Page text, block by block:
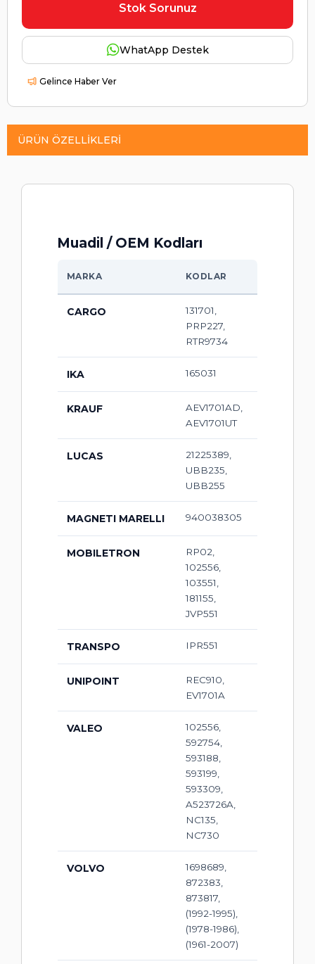
Stok Sorunuz
WhatApp Destek
Gelince Haber Ver
ÜRÜN ÖZELLIKLERI
Muadil / OEM Kodları
MARKA KODLAR
CARGO
131701,
PRP227,
RTR9734
IKA 165031
KRAUF
AEV1701AD,
AEV1701UT
LUCAS
21225389,
UBB235,
UBB255
MAGNETI MARELLI 940038305
MOBILETRON
RP02,
102556,
103551,
181155,
JVP551
TRANSPO IPR551
UNIPOINT
REC910,
EV1701A
VALEO
102556,
592754,
593188,
593199,
593309,
A523726A,
NC135,
NC730
VOLVO
1698689,
872383,
873817,
(1992-1995),
(1978-1986),
(1961-2007)